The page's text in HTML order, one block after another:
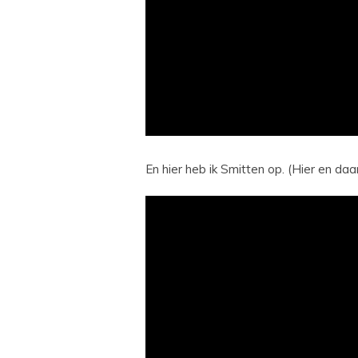
En hier heb ik Smitten op. (Hier en